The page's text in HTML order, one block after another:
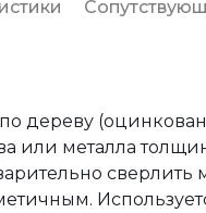
дереву
или металла
сверлить